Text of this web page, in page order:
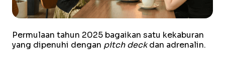
Permulaan tahun 2025 bagaikan satu kekaburan
yang dipenuhi dengan pitch deckdan adrenalin.